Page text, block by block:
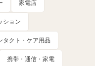
家電店
ション
タクト・ケア用品
携帯・通信・家電